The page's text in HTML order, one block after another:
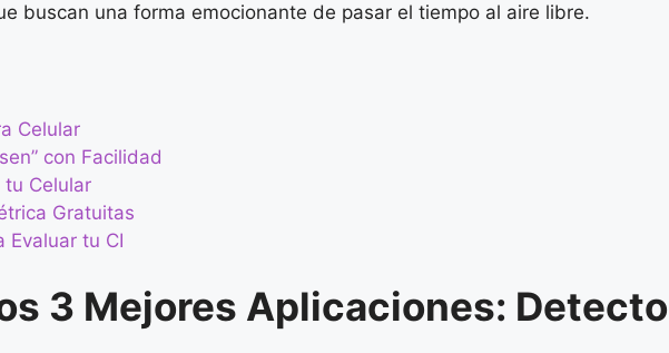
buscan una forma emocionante de pasar el tiempo al aire libre.
Celular
con Facilidad
tu Celular
Gratuitas
Evaluar tu CI
3 Mejores Aplicaciones: